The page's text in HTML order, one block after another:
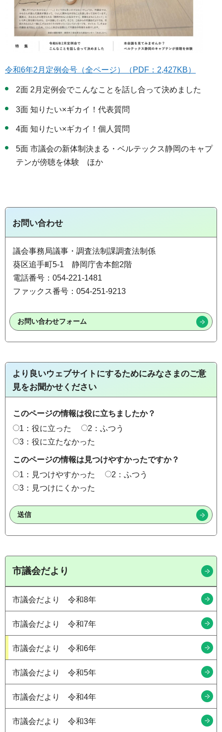
令和6年2月定例会号（全ページ）（PDF：2,427KB）
2面 2月定例会でこんなことを話し合って決めました
3面 知りたい×ギカイ！代表質問
4面 知りたい×ギカイ！個人質問
5面 市議会の新体制決まる・ベルテックス静岡のキャプ
テンが傍聴を体験 ほか
お問い合わせ
議会事務局議事・調査法制課調査法制係
葵区追手町5-1 静岡庁舎本館2階
電話番号：054-221-1481
ファックス番号：054-251-9213
より良いウェブサイトにするためにみなさまのご意
見をお聞かせください
このページの情報は役に立ちましたか？
1：役に立った
2：ふつう
3：役に立たなかった
このページの情報は見つけやすかったですか？
1：見つけやすかった
2：ふつう
3：見つけにくかった
市議会だより
市議会だより 令和8年
市議会だより 令和7年
市議会だより 令和6年
市議会だより 令和5年
市議会だより 令和4年
市議会だより 令和3年